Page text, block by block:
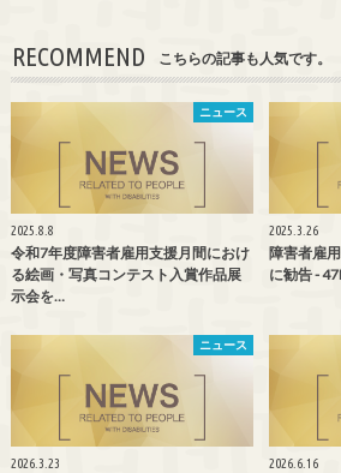
RECOMMEND こちらの記事も人気です。
ニュース
2025.8.8
令和7年度障害者雇用支援月間におけ
る絵画・写真コンテスト入賞作品展
示会を…
2025.3.26
障害者雇
に勧告 -
ニュース
2026.3.23 2026.6.16